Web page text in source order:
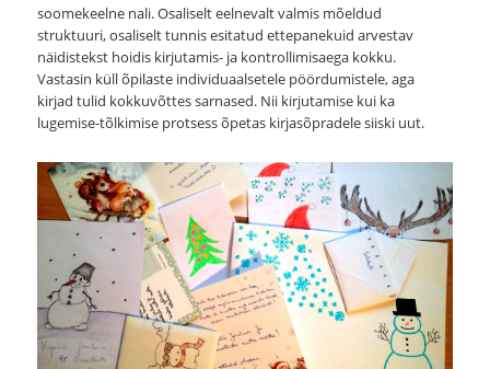
soomekeelne nali. Osaliselt eelnevalt valmis mõeldud
struktuuri, osaliselt tunnis esitatud ettepanekuid arvestav
näidistekst hoidis kirjutamis- ja kontrollimisaega kokku.
Vastasin küll õpilaste individuaalsetele pöördumistele, aga
kirjad tulid kokkuvõttes sarnased. Nii kirjutamise kui ka
lugemise-tõlkimise protsess õpetas kirjasõpradele siiski uut.